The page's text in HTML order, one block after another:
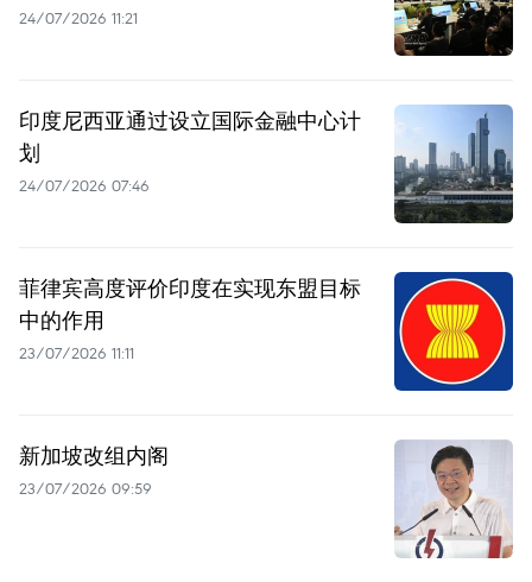
24/07/2026 11:21
印度尼西亚通过设立国际金融中心计
划
24/07/2026 07:46
菲律宾高度评价印度在实现东盟目标
中的作用
23/07/2026 11:11
新加坡改组内阁
23/07/2026 09:59